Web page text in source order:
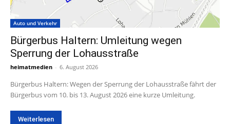
Auto und Verkehr
Bürgerbus Haltern: Umleitung wegen
Sperrung der Lohausstraße
heimatmedien - 6. August 2026
Bürgerbus Haltern: Wegen der Sperrung der Lohausstraße fährt der
Bürgerbus vom 10. bis 13. August 2026 eine kurze Umleitung.
Weiterlesen